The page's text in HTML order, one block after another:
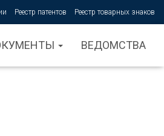
Реестр патентов Реестр товарных знаков
ВЕДОМСТВА